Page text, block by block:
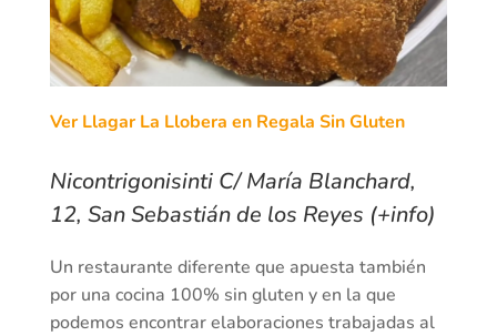
Ver Llagar La Llobera en Regala Sin Gluten
Nicontrigonisinti C/ María Blanchard,
12, San Sebastián de los Reyes (+info)
Un restaurante diferente que apuesta también
por una cocina 100% sin gluten y en la que
podemos encontrar elaboraciones trabajadas al